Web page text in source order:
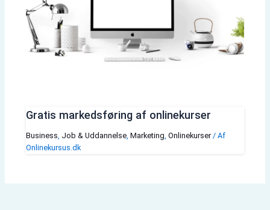
Gratis markedsføring af onlinekurser
Business Job & Uddannelse, Marketing Onlinekurser/ Af
Onlinekursus.dk